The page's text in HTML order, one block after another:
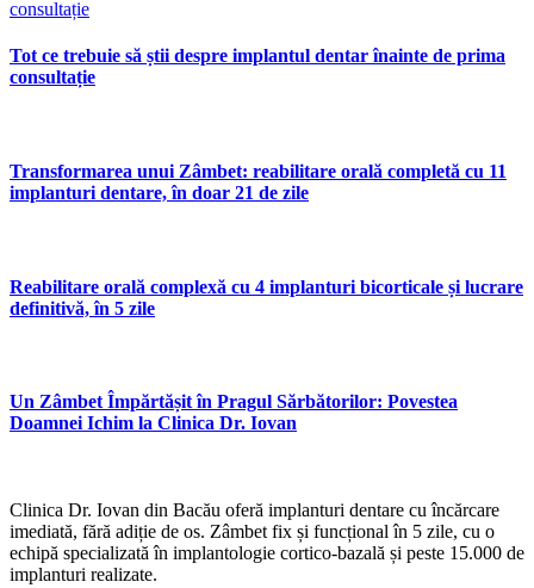
Tot ce trebuie să știi despre implantul dentar înainte de prima
consultație
Transformarea unui Zâmbet: reabilitare orală completă cu 11
implanturi dentare, în doar 21 de zile
Reabilitare orală complexă cu 4 implanturi bicorticale și lucrare
definitivă, în 5 zile
Un Zâmbet Împărtășit în Pragul Sărbătorilor: Povestea
Doamnei Ichim la Clinica Dr. Iovan
Clinica Dr. Iovan din Bacău oferă implanturi dentare cu încărcare
imediată, fără adiție de os. Zâmbet fix și funcțional în 5 zile, cu o
echipă specializată în implantologie cortico-bazală și peste 15.000 de
implanturi realizate.